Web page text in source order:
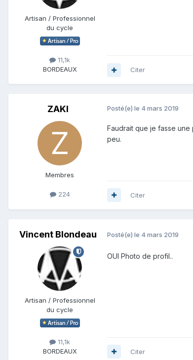
Artisan / Professionnel
du cycle
11,1k
BORDEAUX
Citer
ZAKI
Membres
224
Posté(e) le 4 mars 2019
Faudrait que je fasse une
peu.
Citer
Vincent Blondeau
Artisan / Professionnel
du cycle
11,1k
BORDEAUX
Posté(e) le 4 mars 2019
OUI Photo de profil..
Citer